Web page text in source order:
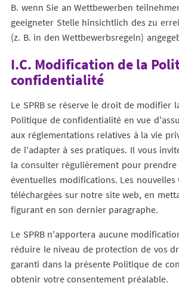
B. wenn Sie an Wettbewerben
geeigneter Stelle hinsichtlich des zu
(z. B. in den Wettbewerbsregeln)
I.C. Modification de la
confidentialité
Le SPRB se réserve le droit de modifier
Politique de confidentialité en vue
aux réglementations relatives à la vie
de l'adapter à ses pratiques. Il vous
la consulter régulièrement pour prendre
éventuelles modifications. Les
téléchargées sur notre site web, en
figurant en son dernier paragraphe.
Le SPRB n'apportera aucune
réduire le niveau de protection de vos
garanti dans la présente Politique de
obtenir votre consentement préalable.